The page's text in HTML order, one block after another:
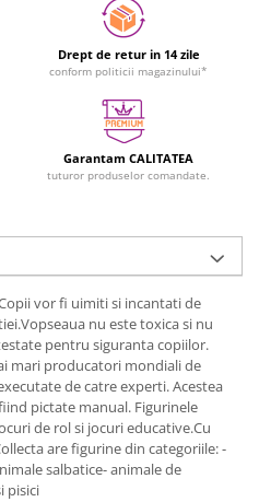
Drept de retur in 14 zile
conform politicii magazinului*
Garantam CALITATEA
tuturor produselor comandate.
vor fi uimiti si incantati de
nu este toxica si nu
pentru siguranta copiilor.
mari producatori mondiali de
de catre experti. Acestea
pictate manual. Figurinele
de rol si jocuri educative.Cu
are figurine din categoriile: -
salbatice- animale de
pisici